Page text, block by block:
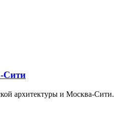
Сити
архитектуры и Москва-Сити.